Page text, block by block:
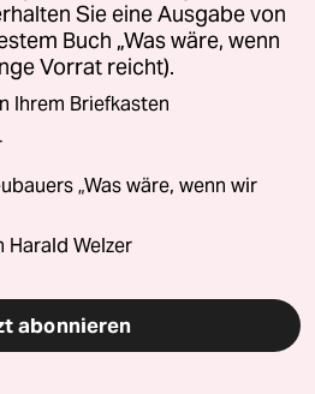
Sie eine Ausgabe von
Buch „Was wäre, wenn
Vorrat reicht).
Ihrem Briefkasten
„Was wäre, wenn wir
Harald Welzer
abonnieren